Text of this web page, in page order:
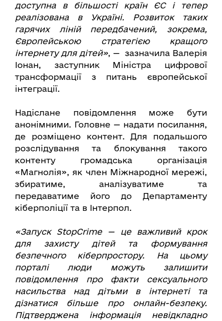
доступна в більшості країн ЄС і тепер
реалізована в Україні. Розвиток таких
гарячих ліній передбачений, зокрема,
Європейською стратегією кращого
інтернету для дітей», — зазначила Валерія
Іонан, заступник Міністра цифрової
трансформації з питань європейської
інтеграції.
Надіслане повідомлення може бути
анонімними. Головне — надати посилання,
де розміщено контент. Для подальшого
розслідування та блокування такого
контенту громадська організація
«Магнолія», як член Міжнародної мережі,
збиратиме, аналізуватиме та
передаватиме його до Департаменту
кіберполіції та в Інтерпол.
«Запуск StopCrime — це важливий крок
для захисту дітей та формування
безпечного кіберпростору. На цьому
порталі люди можуть залишити
повідомлення про факти сексуального
насильства над дітьми в інтернеті та
дізнатися більше про онлайн-безпеку.
Підтверджена інформація невідкладно